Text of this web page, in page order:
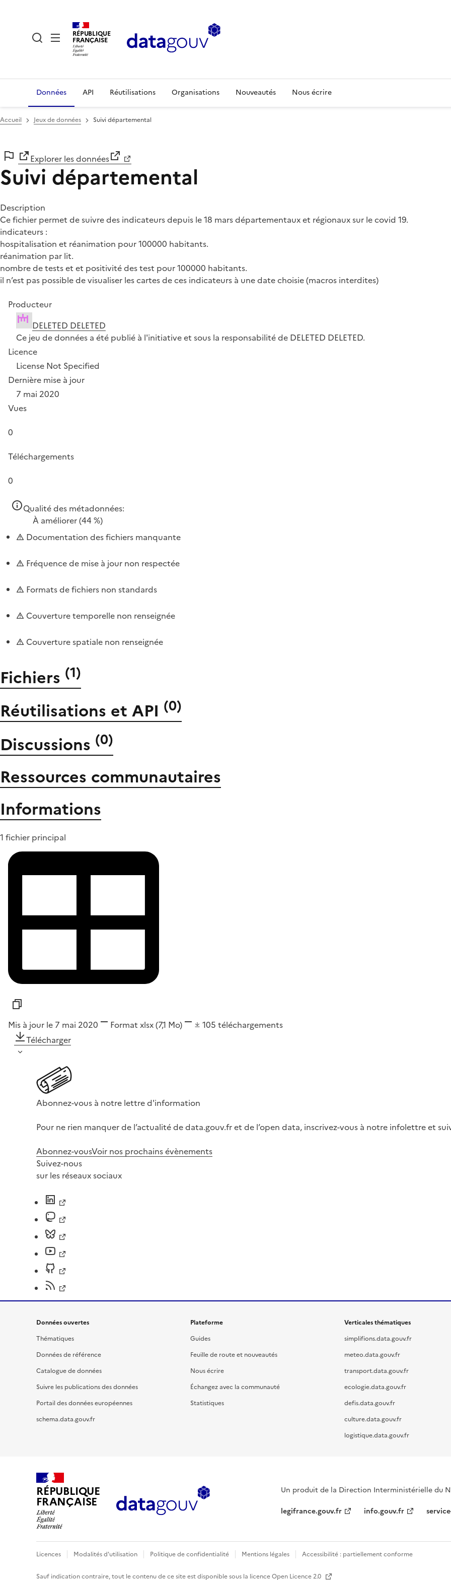
RÉPUBLIQUE
FRANÇAISE
Données API Réutilisations Organisations Nouveautés Nous écrire
Accueil Jeux de données Suivi départemental
Explorer les données
Suivi départemental
Description
Ce fichier permet de suivre des indicateurs depuis le 18 mars départementaux et régionaux sur le covid 19.
indicateurs :
hospitalisation et réanimation pour 100000 habitants.
réanimation par lit.
nombre de tests et et positivité des test pour 100000 habitants.
il n’est pas possible de visualiser les cartes de ces indicateurs à une date choisie (macros interdites)
Producteur
DELETED DELETED
Ce jeu de données a été publié à l'initiative et sous la responsabilité de DELETED DELETED.
Licence
License Not Specified
Dernière mise à jour
7 mai 2020
Vues
0
Téléchargements
0
Qualité des métadonnées:
À améliorer(44 %)
Documentation des fichiers manquante
Fréquence de mise à jour non respectée
Formats de fichiers non standards
Couverture temporelle non renseignée
Couverture spatiale non renseignée
Fichiers (1)
Réutilisations et API (0)
Discussions (0)
Ressources communautaires
Informations
1 fichier principal
Mis à jour le 7 mai 2020 Format xlsx(7,1 Mo) 105 téléchargements
Télécharger
Abonnez-vous à notre lettre d'information
Pour ne rien manquer de l’actualité de data.gouv.fr et de l’open data, inscrivez-vous à notre infolettre et
Abonnez-vousVoir nos prochains évènements
Suivez-nous
sur les réseaux sociaux
Données ouvertes
Thématiques
Données de référence
Catalogue de données
Suivre les publications des données
Portail des données européennes
schema.data.gouv.fr
Plateforme
Guides
Feuille de route et nouveautés
Nous écrire
Échangez avec la communauté
Statistiques
Verticales thématiques
simplifions.data.gouv.fr
meteo.data.gouv.fr
transport.data.gouv.fr
ecologie.data.gouv.fr
defis.data.gouv.fr
culture.data.gouv.fr
logistique.data.gouv.fr
RÉPUBLIQUE
FRANÇAISE
Un produit de la Direction Interministérielle du
legifrance.gouv.fr
info.gouv.fr
Licences Modalités d'utilisation Politique de confidentialité Mentions légales Accessibilité : partiellement conforme
Sauf indication contraire, tout le contenu de ce site est disponible sous la licenceOpen Licence 2.0